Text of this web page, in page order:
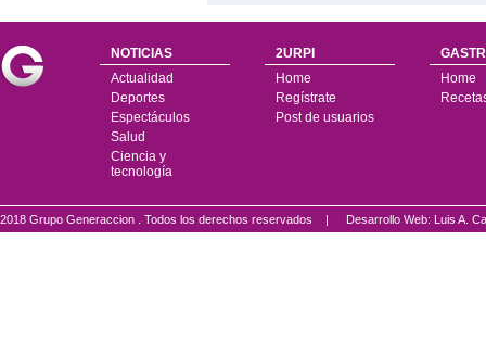
NOTICIAS
Actualidad
Deportes
Espectáculos
Salud
Ciencia y
tecnología
2URPI
Home
Regístrate
Post de usuarios
Home
2018 Grupo Generaccion . Todos los derechos reservados | Desarrollo Web: Luis